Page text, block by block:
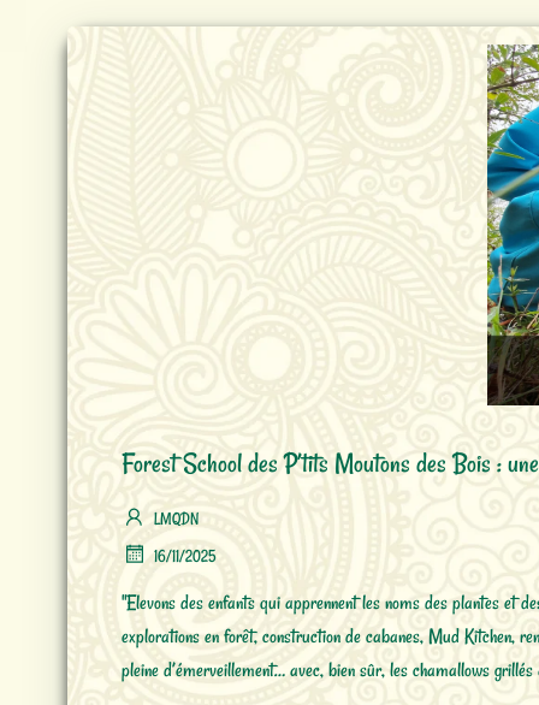
Forest School des P’tits Moutons des Bois :
LMQDN
16/11/2025
"Elevons des enfants qui apprennent les noms des plantes et
explorations en forêt, construction de cabanes, Mud Kitchen,
pleine d’émerveillement… avec, bien sûr, les chamallows